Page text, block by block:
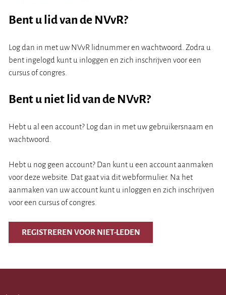
Bent u lid van de NVvR?
Log dan in met uw NVvR lidnummer en wachtwoord. Zodra u
bent ingelogd kunt u inloggen en zich inschrijven voor een
cursus of congres.
Bent u niet lid van de NVvR?
Hebt u al een account? Log dan in met uw gebruikersnaam en
wachtwoord.
Hebt u nog geen account? Dan kunt u een account aanmaken
voor deze website. Dat gaat via dit webformulier. Na het
aanmaken van uw account kunt u inloggen en zich inschrijven
voor een cursus of congres.
REGISTREREN VOOR NIET-LEDEN